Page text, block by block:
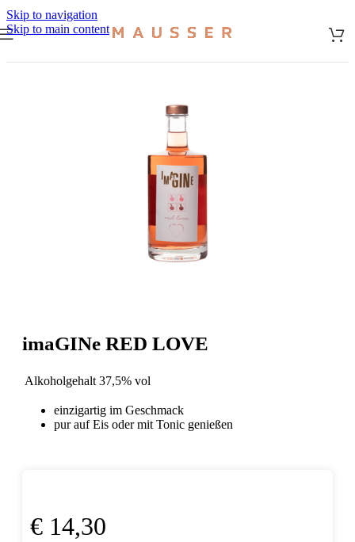
Skip to navigation
Skip to main content
imaGINe RED LOVE
Alkoholgehalt 37,5% vol
einzigartig im Geschmack
pur auf Eis oder mit Tonic genießen
€ 14,30